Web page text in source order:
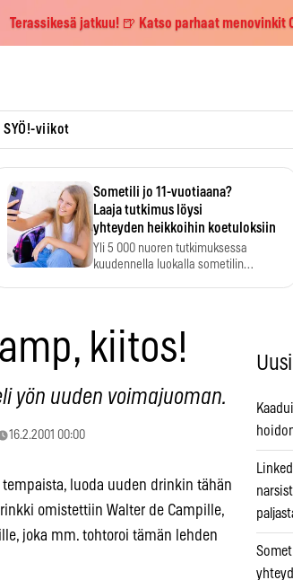
Terassikesä jatkuu! 🍺 Katso parhaat menovinkit
SYÖ!-viikot
Sometili jo 11-vuotiaana?
Laaja tutkimus löysi
yhteyden heikkoihin koetuloksiin
Yli 5 000 nuoren tutkimuksessa
kuudennella luokalla sometilin…
kiitos!
yön uuden voimajuoman.
16.2.2001 00:00
luoda uuden drinkin tähän
omistettiin Walter de Campille,
joka mm. tohtoroi tämän lehden